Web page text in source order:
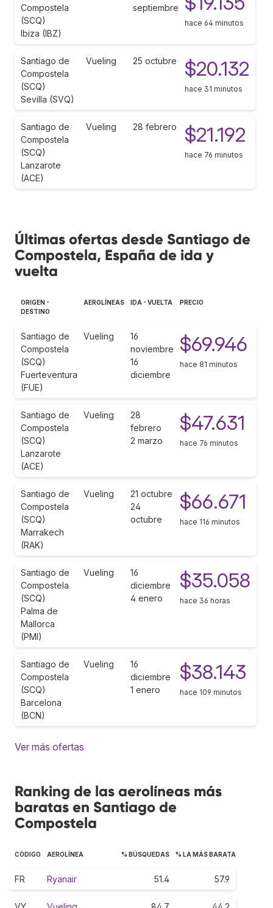
Compostela
(SCQ)
Ibiza (IBZ)
septiembre
hace 64 minutos
Santiago de
Compostela
(SCQ)
Sevilla (SVQ)
Vueling 25 octubre $20.132
hace 31 minutos
Santiago de
Compostela
(SCQ)
Lanzarote
(ACE)
Vueling 28 febrero $21.192
hace 76 minutos
Últimas ofertas desde Santiago de
Compostela, España de ida y
vuelta
ORIGEN -
DESTINO
AEROLÍNEAS IDA - VUELTA PRECIO
Santiago de
Compostela
(SCQ)
Fuerteventura
(FUE)
Vueling
16
noviembre
16
diciembre
$69.946
hace 81 minutos
Santiago de
Compostela
(SCQ)
Lanzarote
(ACE)
Vueling
28
febrero
2 marzo
$47.631
hace 76 minutos
Santiago de
Compostela
(SCQ)
Marrakech
(RAK)
Vueling
21 octubre
24
octubre
$66.671
hace 116 minutos
Santiago de
Compostela
(SCQ)
Palma de
Mallorca
(PMI)
Vueling
16
diciembre
4 enero
$35.058
hace 36 horas
Santiago de
Compostela
(SCQ)
Barcelona
(BCN)
Vueling
16
diciembre
1 enero
$38.143
hace 109 minutos
Ver más ofertas
Ranking de las aerolíneas más
baratas en Santiago de
Compostela
CÓDIGO AEROLÍNEA % BÚSQUEDAS % LA MÁS BARATA
FR Ryanair 51.4 57.9